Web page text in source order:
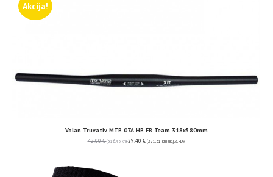
Akcija!
Volan Truvativ MTB 07A HB FB Team 318x580mm
42.00€ (316.45 kn) 29.40 € (221.51 kn) uključ. PDV